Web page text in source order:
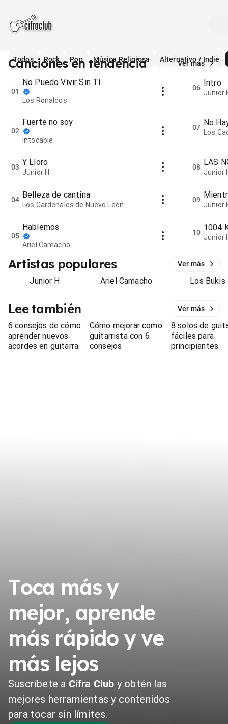
Todos Rock Pop Música Religiosa Alternativo / Indie
Canciones en tendencia Ver más
01
No Puedo Vivir Sin Tí
Los Ronaldos
02
Fuerte no soy
Intocable
03 Y Lloro
Junior H
04 Belleza de cantina
Los Cardenales de Nuevo León
05
Hablemos
Ariel Camacho
06 Intro
Junior
07 No
Los
08 LAS
Junior
09
Junior
10 1004
Junior
Artistas populares Ver más
Junior H Ariel Camacho Los Bukis
Lee también Ver más
6 consejos de cómo
aprender nuevos
acordes en guitarra
Cómo mejorar como
guitarrista con 6
consejos
8 solos de
fáciles para
principiantes
Toca más y
mejor, aprende
más rápido y ve
más lejos
Suscríbete a Cifra Club y obtén las
mejores herramientas y contenidos
para tocar sin límites.